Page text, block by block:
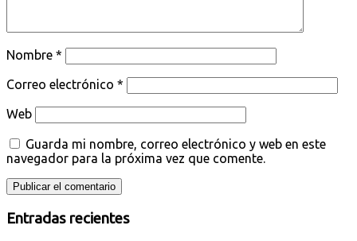
Nombre *
Correo electrónico *
Web
Guarda mi nombre, correo electrónico y web en este
navegador para la próxima vez que comente.
Entradas recientes